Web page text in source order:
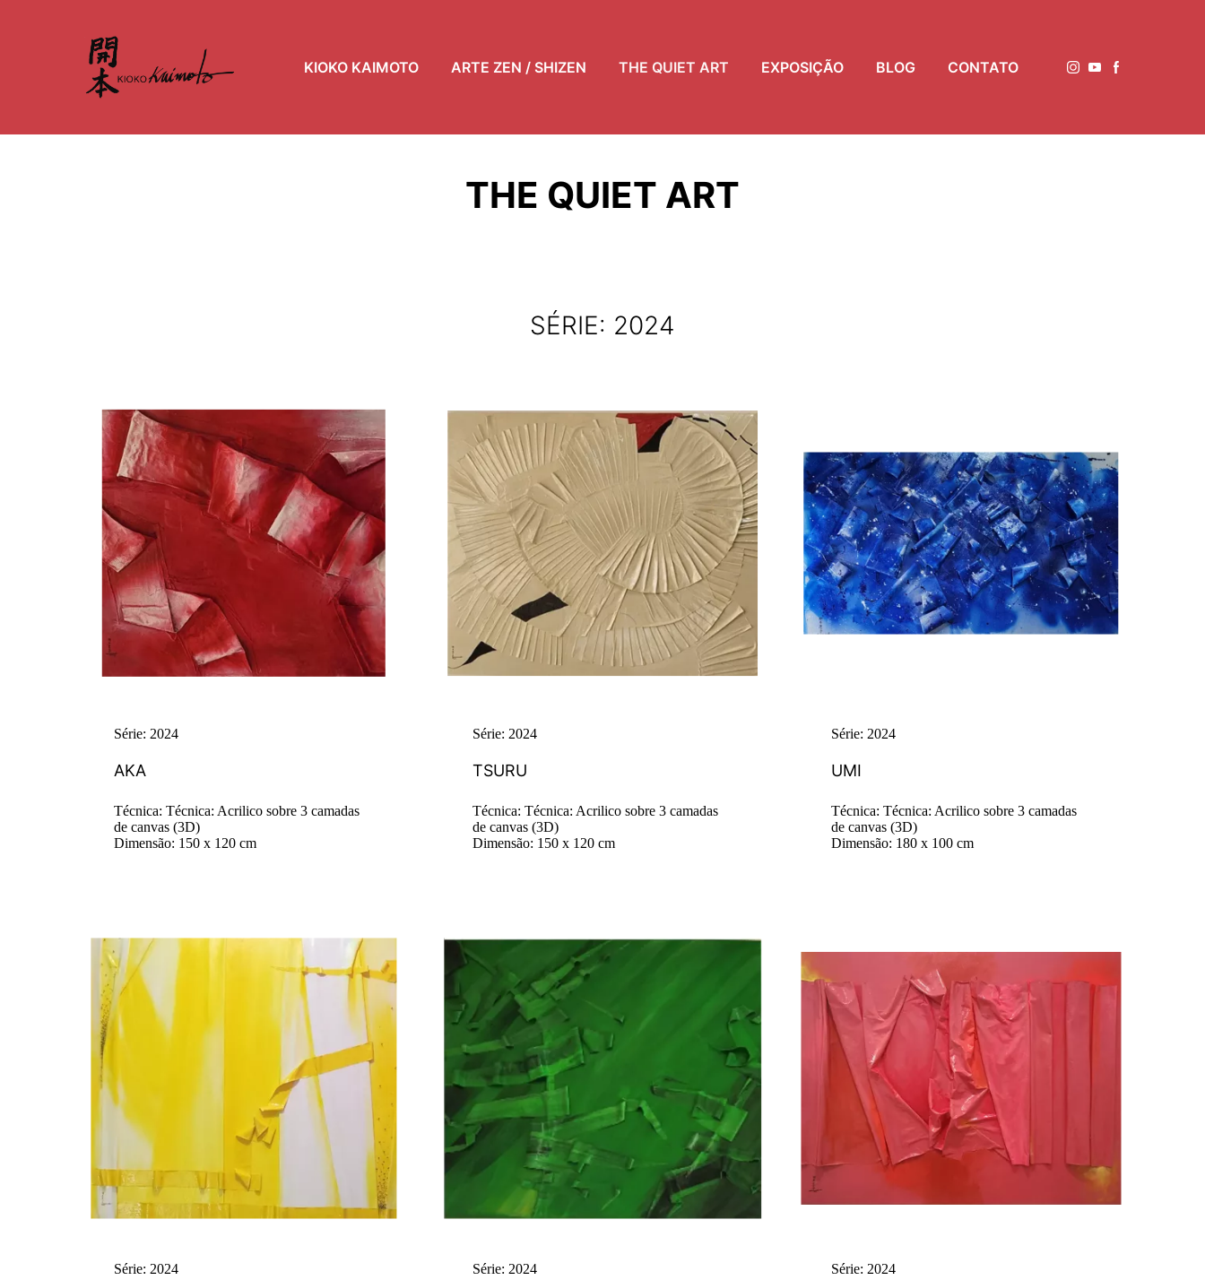
KIOKO KAIMOTO ARTE ZEN / SHIZEN THE QUIET ART EXPOSIÇÃO BLOG CONTATO
THE QUIET ART
SÉRIE: 2024
Série: 2024
AKA
Técnica: Técnica: Acrilico sobre 3 camadas
de canvas (3D)
Dimensão: 150 x 120 cm
Série: 2024
TSURU
Técnica: Técnica: Acrilico sobre 3 camadas
de canvas (3D)
Dimensão: 150 x 120 cm
Série: 2024
UMI
Técnica: Técnica: Acrilico sobre 3 camadas
de canvas (3D)
Dimensão: 180 x 100 cm
Série: 2024 Série: 2024 Série: 2024